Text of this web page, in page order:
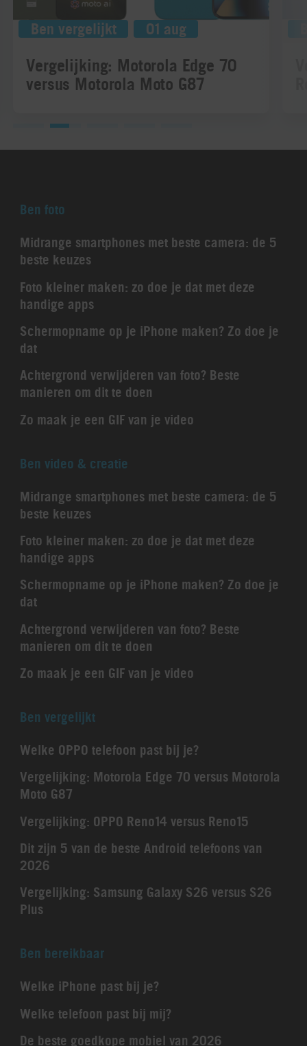
Ben vergelijkt 01 aug
Vergelijking: Motorola Edge 70
versus Motorola Moto G87
Ben foto
Midrange smartphones met beste camera: de 5
beste keuzes
Foto kleiner maken: zo doe je dat met deze
handige apps
Schermopname op je iPhone maken? Zo doe je
dat
Achtergrond verwijderen van foto? Beste
manieren om dit te doen
Zo maak je een GIF van je video
Ben video & creatie
Midrange smartphones met beste camera: de 5
beste keuzes
Foto kleiner maken: zo doe je dat met deze
handige apps
Schermopname op je iPhone maken? Zo doe je
dat
Achtergrond verwijderen van foto? Beste
manieren om dit te doen
Zo maak je een GIF van je video
Ben vergelijkt
Welke OPPO telefoon past bij je?
Vergelijking: Motorola Edge 70 versus Motorola
Moto G87
Vergelijking: OPPO Reno14 versus Reno15
Dit zijn 5 van de beste Android telefoons van
2026
Vergelijking: Samsung Galaxy S26 versus S26
Plus
Ben bereikbaar
Welke iPhone past bij je?
Welke telefoon past bij mij?
De beste goedkope mobiel van 2026